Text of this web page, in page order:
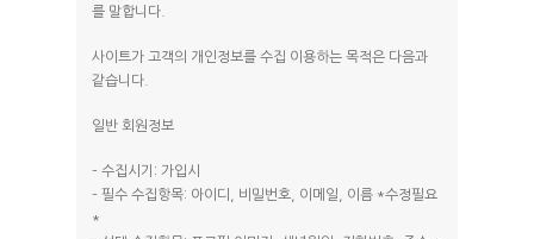
를 말합니다.
사이트가 고객의 개인정보를 수집 이용하는 목적은 다음과
같습니다.
일반 회원정보
– 수집시기: 가입시
– 필수 수집항목: 아이디, 비밀번호, 이메일, 이름 *수정필요
*
C1